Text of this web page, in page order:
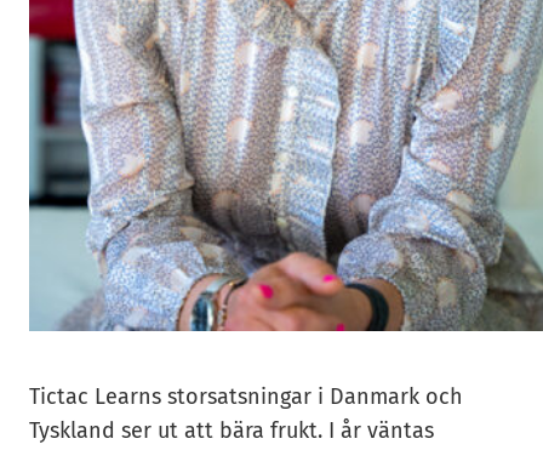
Tictac Learns storsatsningar i Danmark och
Tyskland ser ut att bära frukt. I år väntas